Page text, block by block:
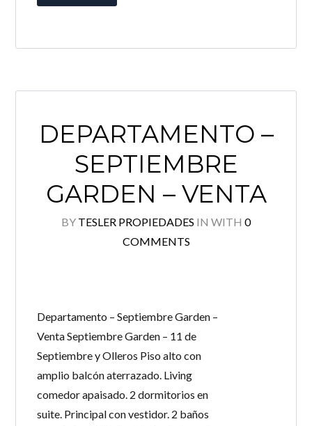
DEPARTAMENTO –
SEPTIEMBRE
GARDEN – VENTA
BY TESLER PROPIEDADES IN WITH 0
COMMENTS
Departamento – Septiembre Garden –
Venta Septiembre Garden – 11 de
Septiembre y Olleros Piso alto con
amplio balcón aterrazado. Living
comedor apaisado. 2 dormitorios en
suite. Principal con vestidor. 2 baños